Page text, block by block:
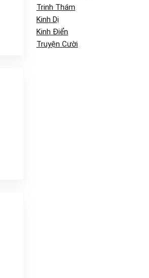
Trinh Thám
Kinh Dị
Kinh Điển
Truyện Cười